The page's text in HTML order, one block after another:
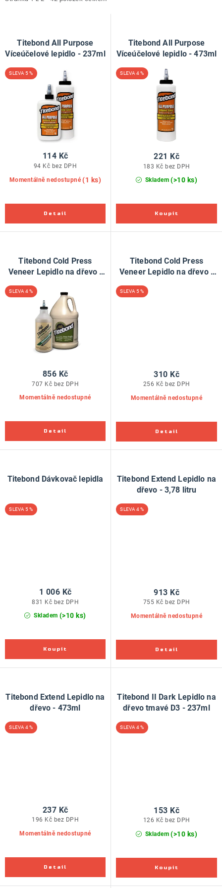
Podmínky ochrany osobních údajů
O nás
Reklamace zboží
Bezpečnost výrobků ( GPSR )
Katalog Record Power
o
d
u
r
o
d
Titebond All Purpose
Víceúčelové lepidlo - 237ml
5 %
Momentálně nedostupné (1 ks)
94 Kč bez DPH
114 Kč
Titebond All Purpose
Víceúčelové lepidlo - 473ml
4 %
Skladem (>10 ks)
183 Kč bez DPH
221 Kč
Titebond Cold Press
Veneer Lepidlo na dřevo -
4 %
Momentálně nedostupné
707 Kč bez DPH
856 Kč
Titebond Cold Press
Veneer Lepidlo na dřevo -
5 %
Momentálně nedostupné
256 Kč bez DPH
310 Kč
Titebond Dávkovač lepidla
5 %
Skladem (>10 ks)
831 Kč bez DPH
1 006 Kč
Titebond Extend Lepidlo na
dřevo - 3,78 litru
4 %
Momentálně nedostupné
755 Kč bez DPH
913 Kč
Titebond Extend Lepidlo na
dřevo - 473ml
4 %
Momentálně nedostupné
196 Kč bez DPH
237 Kč
Titebond II Dark Lepidlo na
dřevo tmavé D3 - 237ml
4 %
Skladem (>10 ks)
126 Kč bez DPH
153 Kč